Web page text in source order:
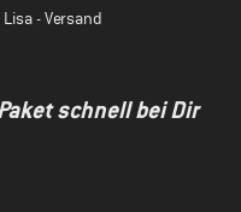
- Versand
schnell bei Dir